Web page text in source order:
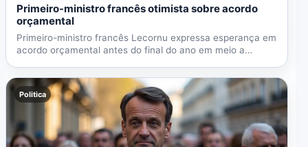
Primeiro-ministro francês otimista sobre acordo
orçamental
Primeiro-ministro francês Lecornu expressa esperança em
acordo orçamental antes do final do ano em meio a
Politica